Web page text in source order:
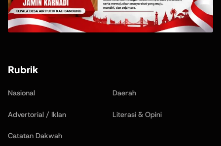
Rubrik
Nasional Daerah
Advertorial / Iklan Literasi & Opini
Catatan Dakwah